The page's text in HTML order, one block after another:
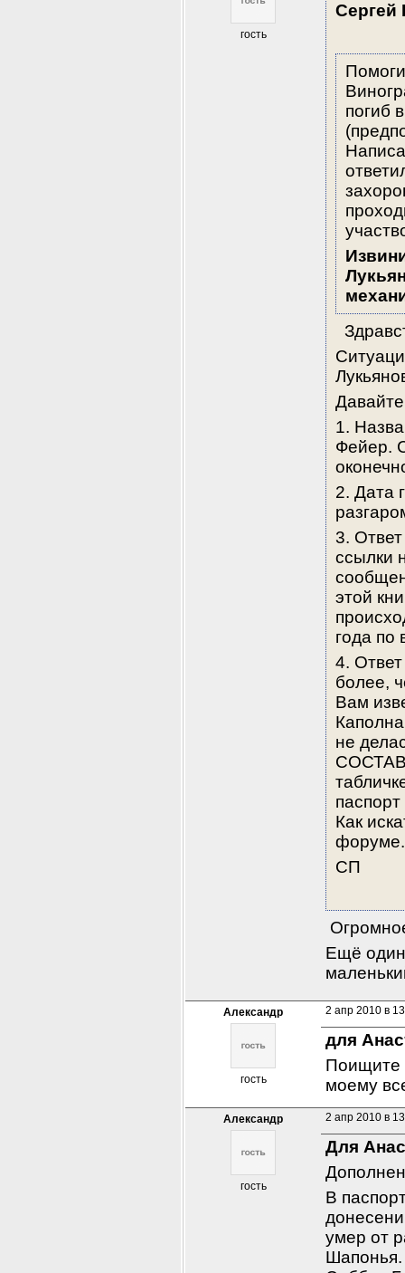
гость
Сергей
погиб
1.
Фейер.
2. Дата
3.
ссылки
этой
года по
4.
более,
Вам
не
Как
форуме.
СП
Ещё один
Александр
гость
2 апр 2010 в
для
Поищите
моему
Александр
гость
2 апр 2010 в
Для
В
умер от
Шапонья.